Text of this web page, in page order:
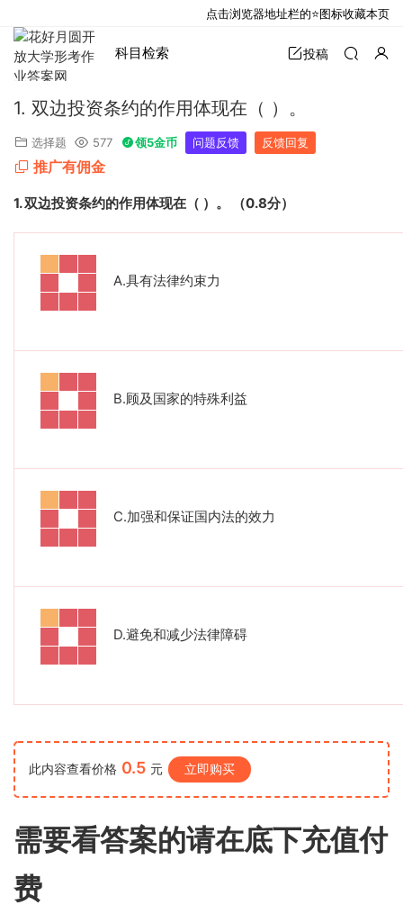
科目检索 投稿
1. 双边投资条约的作用体现在（ ）。
选择题 577 领5金币 问题反馈 反馈回复
推广有佣金
1.双边投资条约的作用体现在（ ）。 （0.8分）
A.具有法律约束力
B. 顾及国家的特殊利益
C.加强和保证国内法的效力
D.避免和减少法律障碍
此内容查看价格 0.5 元 立即购买
需要看答案的请在底下充值付
费
点击浏览器地址栏的⭐图标收藏本页